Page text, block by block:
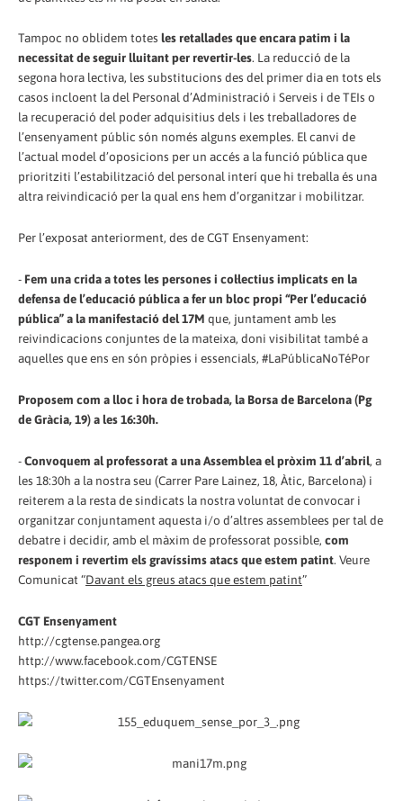
Tampoc no oblidem totes les retallades que encara patim i la
necessitat de seguir lluitant per revertir-les. La reducció de la
segona hora lectiva, les substitucions des del primer dia en tots els
casos incloent la del Personal d’Administració i Serveis i de TEIs o
la recuperació del poder adquisitius dels i les treballadores de
l’ensenyament públic són només alguns exemples. El canvi de
l’actual model d’oposicions per un accés a la funció pública que
prioritziti l’estabilització del personal interí que hi treballa és una
altra reivindicació per la qual ens hem d’organitzar i mobilitzar.
Per l’exposat anteriorment, des de CGT Ensenyament:
- Fem una crida a totes les persones i col·lectius implicats en la
defensa de l’educació pública a fer un bloc propi “Per l’educació
pública” a la manifestació del 17M que, juntament amb les
reivindicacions conjuntes de la mateixa, doni visibilitat també a
aquelles que ens en són pròpies i essencials, #LaPúblicaNoTéPor
Proposem com a lloc i hora de trobada, la Borsa de Barcelona (Pg
de Gràcia, 19) a les 16:30h.
-Convoquem al professorat a una Assemblea el pròxim 11 d’abril, a
les 18:30h a la nostra seu (Carrer Pare Lainez, 18, Àtic, Barcelona) i
reiterem a la resta de sindicats la nostra voluntat de convocar i
organitzar conjuntament aquesta i/o d’altres assemblees per tal de
debatre i decidir, amb el màxim de professorat possible, com
responem i revertim els gravíssims atacs que estem patint. Veure
Comunicat “Davant els greus atacs que estem patint”
CGT Ensenyament
http://cgtense.pangea.org
http://www.facebook.com/CGTENSE
https://twitter.com/CGTEnsenyament